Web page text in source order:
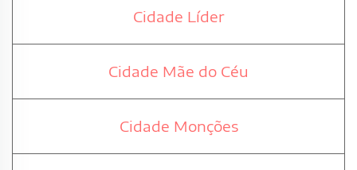
Cidade Líder
Cidade Mãe do Céu
Cidade Monções